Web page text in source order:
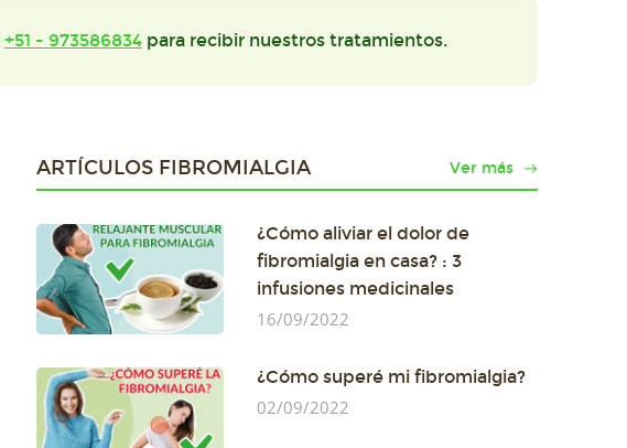
+51 - 973586834 para recibir nuestros tratamientos.
ARTÍCULOS FIBROMIALGIA Ver más
¿Cómo aliviar el dolor de
fibromialgia en casa? : 3
infusiones medicinales
16/09/2022
¿Cómo superé mi fibromialgia?
02/09/2022